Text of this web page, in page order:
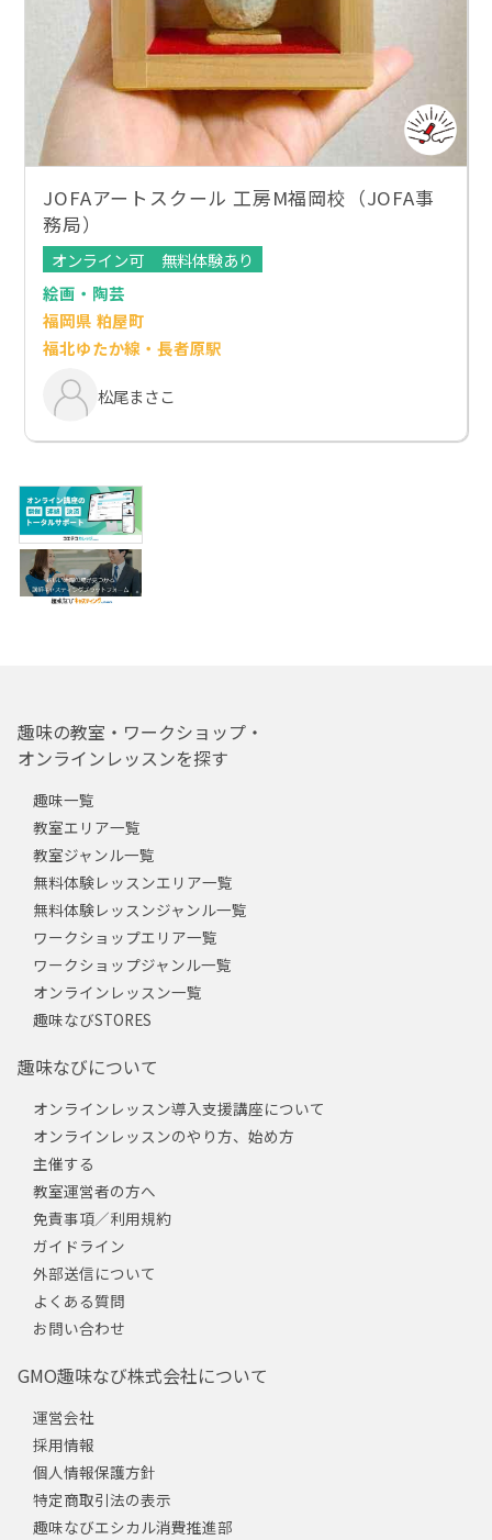
JOFAアートスクール 工房M福岡校（JOFA事
務局）
オンライン可
無料体験あり
絵画・陶芸
福岡県 粕屋町
福北ゆたか線・長者原駅
松尾まさこ
趣味の教室・ワークショップ・
オンラインレッスンを探す
趣味一覧
教室エリア一覧
教室ジャンル一覧
無料体験レッスンエリア一覧
無料体験レッスンジャンル一覧
ワークショップエリア一覧
ワークショップジャンル一覧
オンラインレッスン一覧
趣味なびSTORES
趣味なびについて
オンラインレッスン導入支援講座について
オンラインレッスンのやり方、始め方
主催する
教室運営者の方へ
免責事項／利用規約
ガイドライン
外部送信について
よくある質問
お問い合わせ
GMO趣味なび株式会社について
運営会社
採用情報
個人情報保護方針
特定商取引法の表示
趣味なびエシカル消費推進部